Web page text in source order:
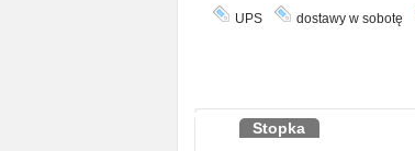
UPS dostawy w sobotę
Stopka